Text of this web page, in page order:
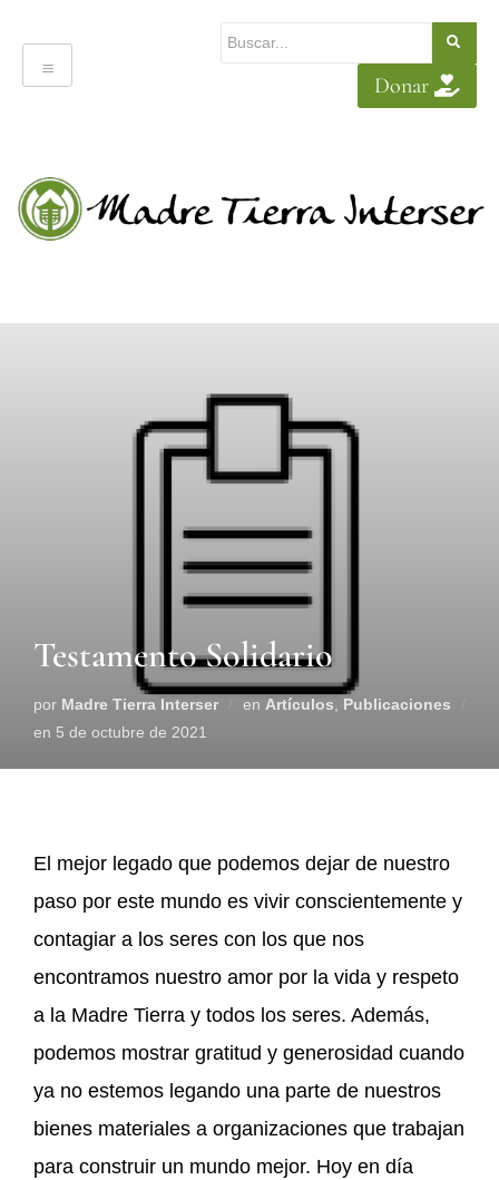
Donar
Testamento Solidario
por Madre Tierra Interser en Artículos, Publicaciones
en 5 de octubre de 2021
El mejor legado que podemos dejar de nuestro
paso por este mundo es vivir conscientemente y
contagiar a los seres con los que nos
encontramos nuestro amor por la vida y respeto
a la Madre Tierra y todos los seres. Además,
podemos mostrar gratitud y generosidad cuando
ya no estemos legando una parte de nuestros
bienes materiales a organizaciones que trabajan
para construir un mundo mejor. Hoy en día